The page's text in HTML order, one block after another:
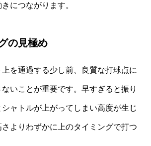
につながります。
の見極め
を通過する少し前、良質な打球点に
いことが重要です。早すぎると振り
ャトルが上がってしまい高度が生じ
さよりわずかに上のタイミングで打つ